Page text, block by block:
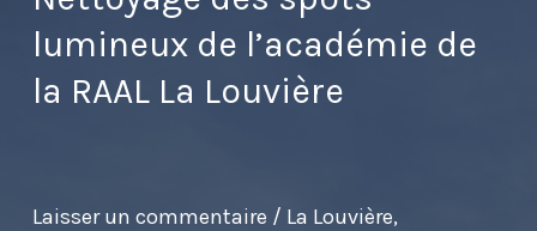
lumineux de l’académie de
la RAAL La Louvière
Laisser un commentaire / La Louvière,